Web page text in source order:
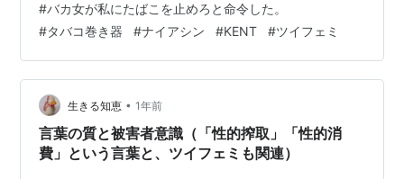
バカ女、バカ女はしょせんバカ女だよね。ついでに、女
はしょせんバカだよね。ツイフェミは何人集まろうが、
バカ集団。さて、私はKENT6mg7cmを吸っている。今日
吸った3本の、平均有効吸引長は３．４ｃｍ、つまり私は
半分しか吸わずに吸い殻にする。ただし吸い殻をほぐ
し、調整して、あらたに「タバコ巻き器…
#バカ女が私にたばこを止めろと命令した。
#タバコ巻き器 #ナイアシン #KENT #ツイフェミ
生きる知恵 • 1年前
言葉の質と被害者意識（「性的搾取」「性的消
費」という言葉と、ツイフェミも関連）